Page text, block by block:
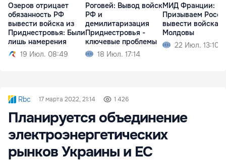
Озеров отрицает
обязанность РФ
вывести войска из
Приднестровья: Были
лишь намерения
19 Июл. 08:49
Роговей: Вывод войск
РФ и
демилитаризация
Приднестровья -
ключевые проблемы
18 Июл. 17:14
МИД Франции:
Призываем
вывести войска
Молдовы
22 Июл. 13:10
Rbc 17 марта 2022, 21:14 1 426
Планируется объединение
электроэнергетических
рынков Украины и ЕС